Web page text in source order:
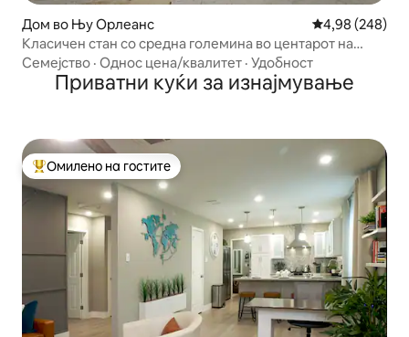
Дом во Њу Орлеанс Просечна
4,98 (248)
Класичен стан со средна големина во центарот на
градот | Пешачење до трамвај
Семејство · Однос цена/квалитет · Удобност
Приватни куќи за изнајмување
Меѓу најуспешните „Омилени на гостите“
Омилено на гостите